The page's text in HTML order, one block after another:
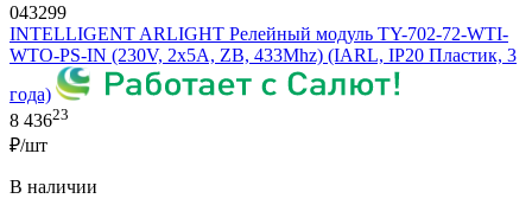
043299
INTELLIGENT ARLIGHT Релейный модуль TY-702-72-WTI-
WTO-PS-IN (230V, 2x5A, ZB, 433Mhz) (IARL, IP20 Пластик, 3
года)
8 43623
₽/шт
В наличии